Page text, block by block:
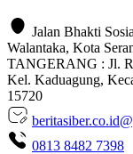
Jalan Bhakti
Walantaka, Kota
TANGERANG : Jl.
Kel. Kaduagung,
15720
0813 8482 7398